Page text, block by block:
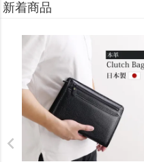
新着商品